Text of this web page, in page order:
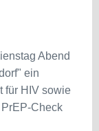
Abend
ein
für HIV sowie
Check